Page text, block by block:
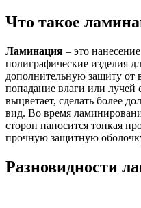
Что такое
Ламинация – это
полиграфические изделия
дополнительную защиту от
попадание влаги или лучей
выцветает, сделать более
вид. Во время
сторон наносится тонкая
прочную защитную
Разновидности